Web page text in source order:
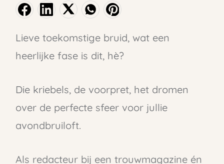
Lieve toekomstige bruid, wat een
heerlijke fase is dit, hè?
Die kriebels, de voorpret, het dromen
over de perfecte sfeer voor jullie
avondbruiloft.
Als redacteur bij een trouwmagazine én